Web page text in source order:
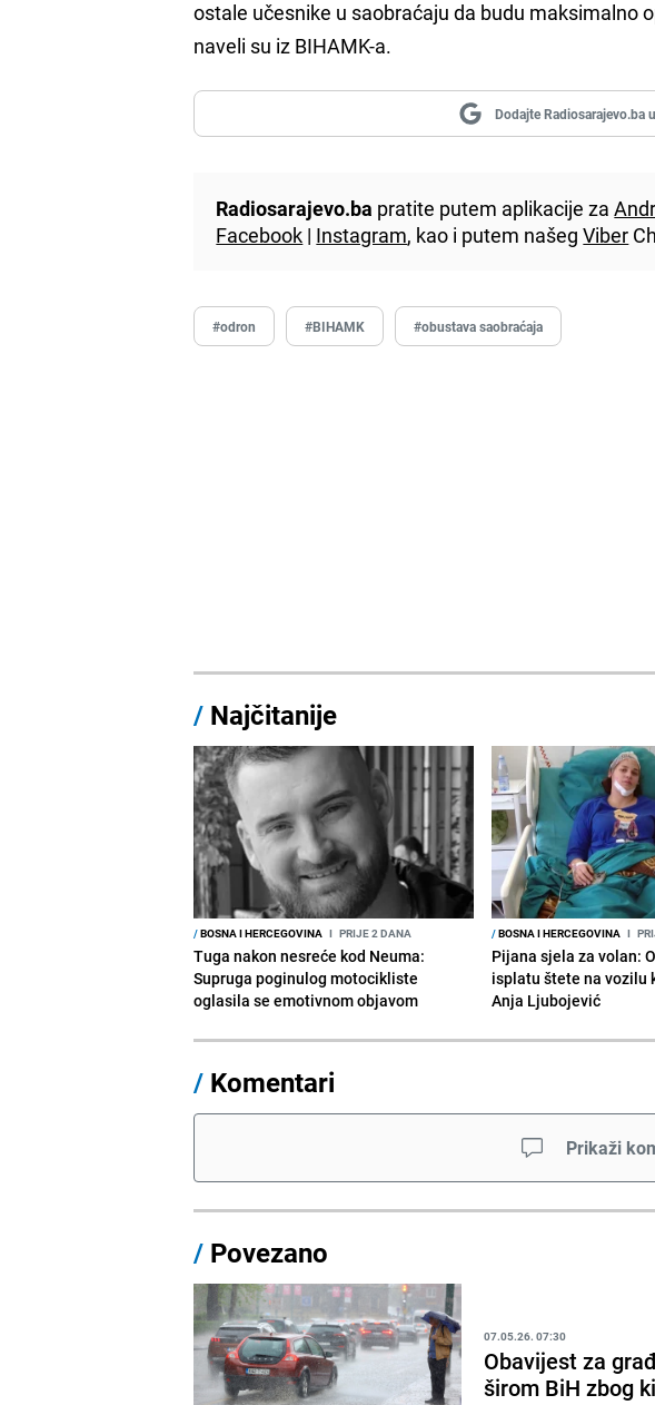
ostale učesnike u saobraćaju da budu maksimalno
naveli su iz BIHAMK-a.
Dodajte Radiosarajevo.ba
Radiosarajevo.ba pratite putem aplikacije za
Facebook | Instagram, kao i putem našegViber
#odron #BIHAMK #obustava saobraćaja
/ Najčitanije
/BOSNA I HERCEGOVINA I PRIJE 2 DANA
Tuga nakon nesreće kod Neuma:
Supruga poginulog motocikliste
oglasila se emotivnom objavom
/BOSNA I HERCEGOVINA I
Pijana sjela za volan:
isplatu štete na vozilu
Anja Ljubojević
/ Komentari
Prikaži
/ Povezano
07.05.26. 07:30
Obavijest za
širom BiH zbog